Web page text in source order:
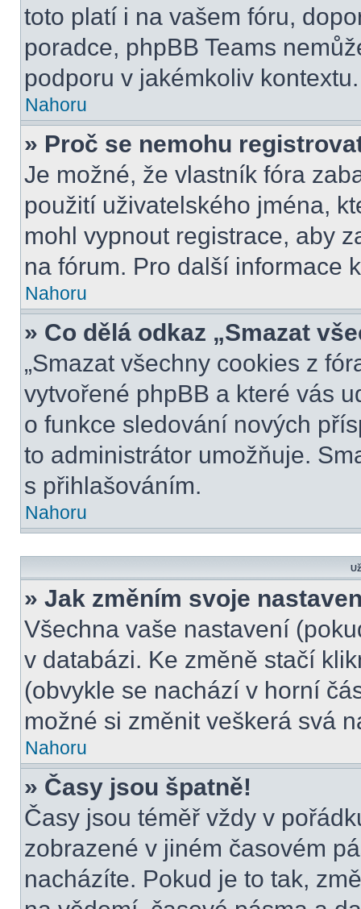
toto platí i na vašem fóru,
poradce, phpBB Teams
podporu v jakémkoliv kontextu.
Nahoru
» Proč se nemohu
Je možné, že vlastník fóra
použití uživatelského jména,
mohl vypnout registrace, aby
na fórum. Pro další informace
Nahoru
» Co dělá odkaz „Smazat
„Smazat všechny cookies z
vytvořené phpBB a které vás
o funkce sledování nových
to administrátor umožňuje.
s přihlašováním.
Nahoru
» Jak změním svoje
Všechna vaše nastavení
v databázi. Ke změně stačí
(obvykle se nachází v horní
možné si změnit veškerá svá
Nahoru
» Časy jsou špatně!
Časy jsou téměř vždy v
zobrazené v jiném časovém
nacházíte. Pokud je to tak,